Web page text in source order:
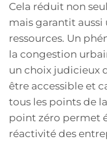
Cela réduit non
mais garantit
ressources. Un
la congestion
un choix judicieux
être accessible et
tous les points de
point zéro permet
réactivité des